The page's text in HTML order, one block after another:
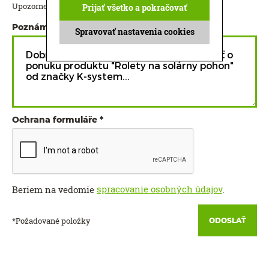
Upozornenie: Maximálna veľkosť príloh je 32 MB.
Poznámka
Ochrana formuláře
Beriem na vedomie spracovanie osobných údajov.
*Požadované položky
Spravovať nastavenia cookies
Prijať všetko a pokračovať